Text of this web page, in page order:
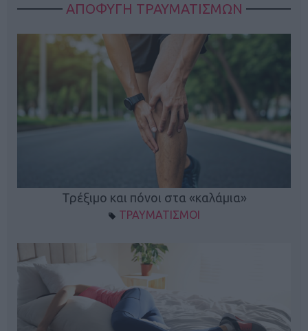
ΑΠΟΦΥΓΗ ΤΡΑΥΜΑΤΙΣΜΩΝ
Τρέξιμο και πόνοι στα «καλάμια»
ΤΡΑΥΜΑΤΙΣΜΟΙ